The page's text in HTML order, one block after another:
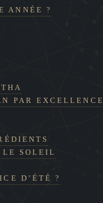
ANNÉE ?
PAR EXCELLENCE
SOLEIL
D’ÉTÉ ?